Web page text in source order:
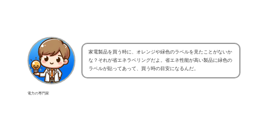
電力の専門家
家電製品を買う時に、オレンジや緑色のラベルを見たことがないか
な？それが省エネラベリングだよ。省エネ性能が高い製品に緑色の
ラベルが貼ってあって、買う時の目安になるんだ。